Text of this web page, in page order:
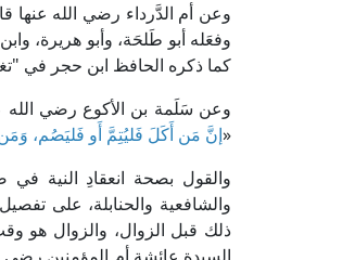
وعن أم الدَّرداء رضي الله عنها
وفعَله أبو طَلحَة، وأبو هريرة،
كما ذكره الحافظ ابن حجر في "تغليق التعليق" (3/ 144-
وعن سَلَمة بن الأكوع رضي الله
«إنَّ مَن أَكَلَ فَليُتِمَّ أَو فَليَصُم،
والقول بصحة انعقادِ النية
والشافعية والحنابلة، على
ذلك قبل الزوال، والزوال هو